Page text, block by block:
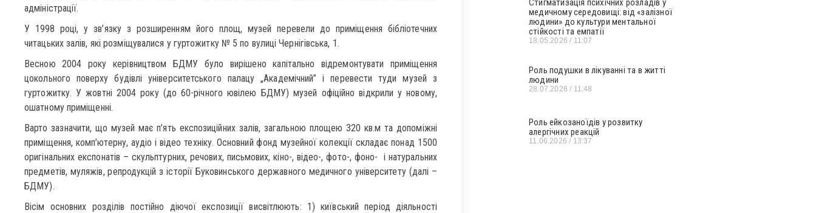
адміністрації.
У 1998 році, у зв’язку з розширенням його площ, музей перевели до приміщення бібліотечних
читацьких залів, які розміщувалися у гуртожитку № 5 по вулиці Чернігівська, 1.
Весною 2004 року керівництвом БДМУ було вирішено капітально відремонтувати приміщення
цокольного поверху будівлі університетського палацу „Академічний” і перевести туди музей з
гуртожитку. У жовтні 2004 року (до 60-річного ювілею БДМУ) музей офіційно відкрили у новому,
ошатному приміщенні.
Варто зазначити, що музей має п’ять експозиційних залів, загальною площею 320 кв.м та допоміжні
приміщення, комп’ютерну, аудіо і відео техніку. Основний фонд музейної колекції складає понад 1500
оригінальних експонатів – скульптурних, речових, письмових, кіно-, відео-, фото-, фоно- і натуральних
предметів, муляжів, репродукцій з історії Буковинського державного медичного університету (далі –
БДМУ).
Вісім основних розділів постійно діючої експозиції висвітлюють: 1) київський період діяльності
Стигматизація психічних розладів у
медичному середовищі: від «залізної
людини» до культури ментальної
стійкості та емпатії
18.05.2026 11:07
Роль подушки в лікуванні та в житті
людини
28.07.2026 11:48
Роль ейкозаноїдів у розвитку
алергічних реакцій
11.06.2026 13:37